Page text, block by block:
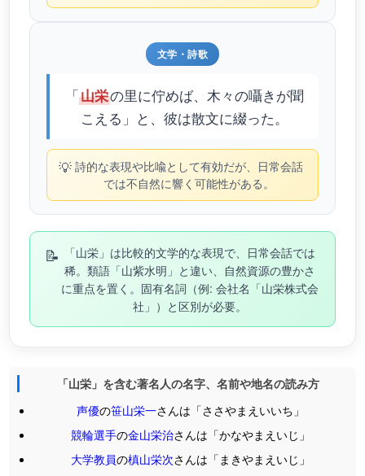
文学・詩歌
「山栄の里に佇めば、木々の囁きが聞
こえる」と、彼は散文に綴った。
💡 詩的な表現や比喩として有効だが、日常会話
では不自然に響く可能性がある。
📝
「山栄」は比較的文学的な表現で、日常会話では
稀。類語「山紫水明」と違い、自然資源の豊かさ
に重点を置く。固有名詞（例: 会社名「山栄株式会
社」）と区別が必要。
「山栄」を含む著名人の名字、名前や地名の読み方
声優の笹山栄一さんは「ささやまえいいち」
競輪選手の金山栄治さんは「かなやまえいじ」
大学教員の槙山栄次さんは「まきやまえいじ」